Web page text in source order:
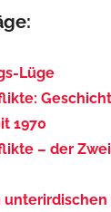
Lüge
1970
– der
unterirdischen